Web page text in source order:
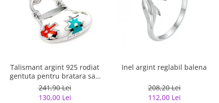
Talismant argint 925 rodiat
gentuta pentru bratara sau
lant
241,90 Lei
130,00 Lei
Inel argint reglabil balena
208,20 Lei
112,00 Lei